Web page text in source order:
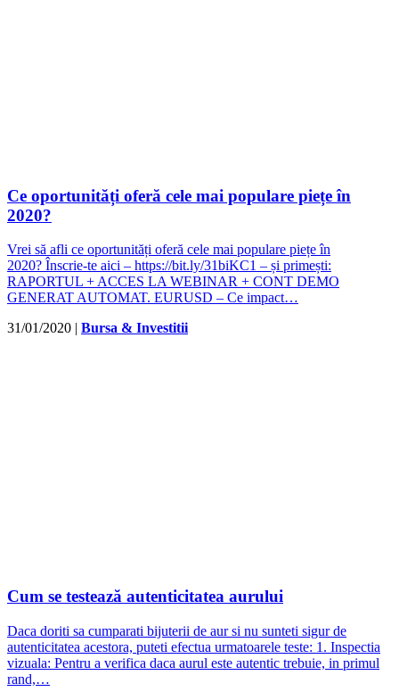
Ce oportunități oferă cele mai populare piețe în
2020?
Vrei să afli ce oportunități oferă cele mai populare piețe în
2020? Înscrie-te aici – https://bit.ly/31biKC1 – și primești:
RAPORTUL + ACCES LA WEBINAR + CONT DEMO
GENERAT AUTOMAT. EURUSD – Ce impact…
31/01/2020
Bursa & Investitii
Cum se testează autenticitatea aurului
Daca doriti sa cumparati bijuterii de aur si nu sunteti sigur de
autenticitatea acestora, puteti efectua urmatoarele teste: 1. Inspectia
vizuala: Pentru a verifica daca aurul este autentic trebuie, in primul
rand,…